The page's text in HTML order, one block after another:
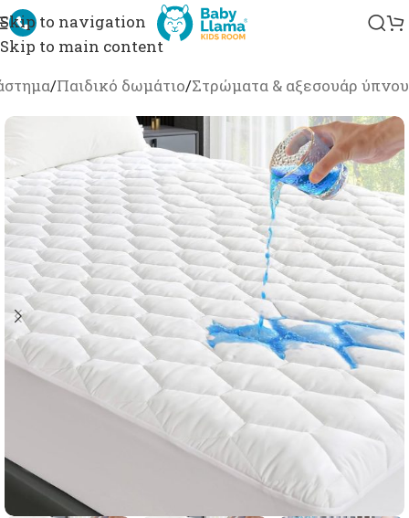
Skip to navigation
Skip to main content
/Παιδικό δωμάτιο/Στρώματα & αξεσουάρ ύπνου